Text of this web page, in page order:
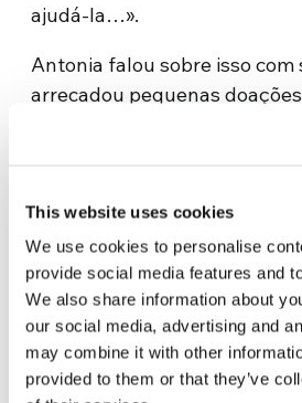
This website uses cookies
We use cookies to personalise
provide social media features and
We also share information about
our social media, advertising and
may combine it with other
provided to them or that they’ve
ajudá-la…».
Antonia falou sobre isso com
arrecadou pequenas
conversando com o colega
nasceu a ideia: assim como
por que não fazer algo
ginecologistas? «Pensamos:
nossas competências e
maratona virtual dos nossos
científicos e doar para Vinu
que conseguirmos
Testa. No prazo de 24 horas,